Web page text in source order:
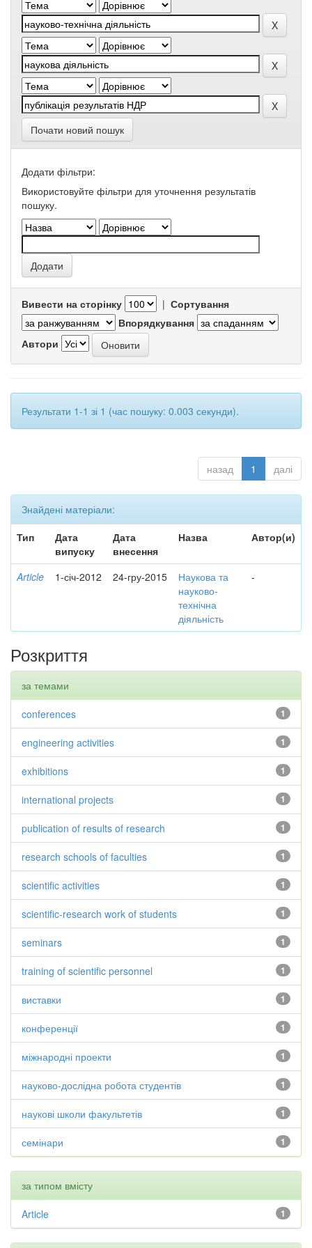
Почати новий пошук
Додати фільтри:
Використовуйте фільтри для уточнення результатів
пошуку.
Вивести на сторінку | Сортування
Впорядкування
Автори
Результати 1-1 зі 1 (час пошуку: 0.003 секунди).
назад 1 далі
Знайдені матеріали:
Тип
Дата
випуску
Дата
внесення
Назва Автор(и)
Article 1-січ-2012 24-гру-2015
Наукова та
науково-
технічна
діяльність
-
Розкриття
за темами
1
conferences
1
engineering activities
1
exhibitions
1
international projects
1
publication of results of research
1
research schools of faculties
1
scientific activities
1
scientific-research work of students
1
seminars
1
training of scientific personnel
1
виставки
1
конференції
1
міжнародні проекти
1
науково-дослідна робота студентів
1
наукові школи факультетів
1
семінари
за типом вмісту
1
Article